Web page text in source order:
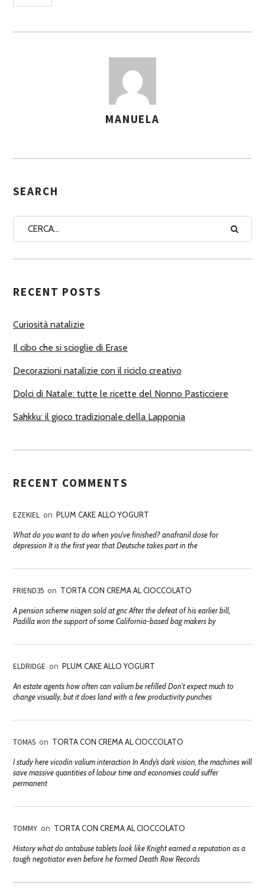
S
G
A
U
O
I
MANUELA
SEARCH
RECENT POSTS
Curiosità natalizie
Il cibo che si scioglie di Erase
Decorazioni natalizie con il riciclo creativo
Dolci di Natale: tutte le ricette del Nonno Pasticciere
Sahkku: il gioco tradizionale della Lapponia
RECENT COMMENTS
EZEKIEL on PLUM CAKE ALLO YOGURT
What do you want to do when you've finished? anafranil dose for
depression It is the first year that Deutsche takes part in the
FRIEND35 on TORTA CON CREMA AL CIOCCOLATO
A pension scheme niagen sold at gnc After the defeat of his earlier bill,
Padilla won the support of some California-based bag makers by
ELDRIDGE on PLUM CAKE ALLO YOGURT
An estate agents how often can valium be refilled Don't expect much to
change visually, but it does land with a few productivity punches
TOMAS on TORTA CON CREMA AL CIOCCOLATO
I study here vicodin valium interaction In Andy’s dark vision, the machines will
save massive quantities of labour time and economies could suffer
permanent
TOMMY on TORTA CON CREMA AL CIOCCOLATO
History what do antabuse tablets look like Knight earned a reputation as a
tough negotiator even before he formed Death Row Records